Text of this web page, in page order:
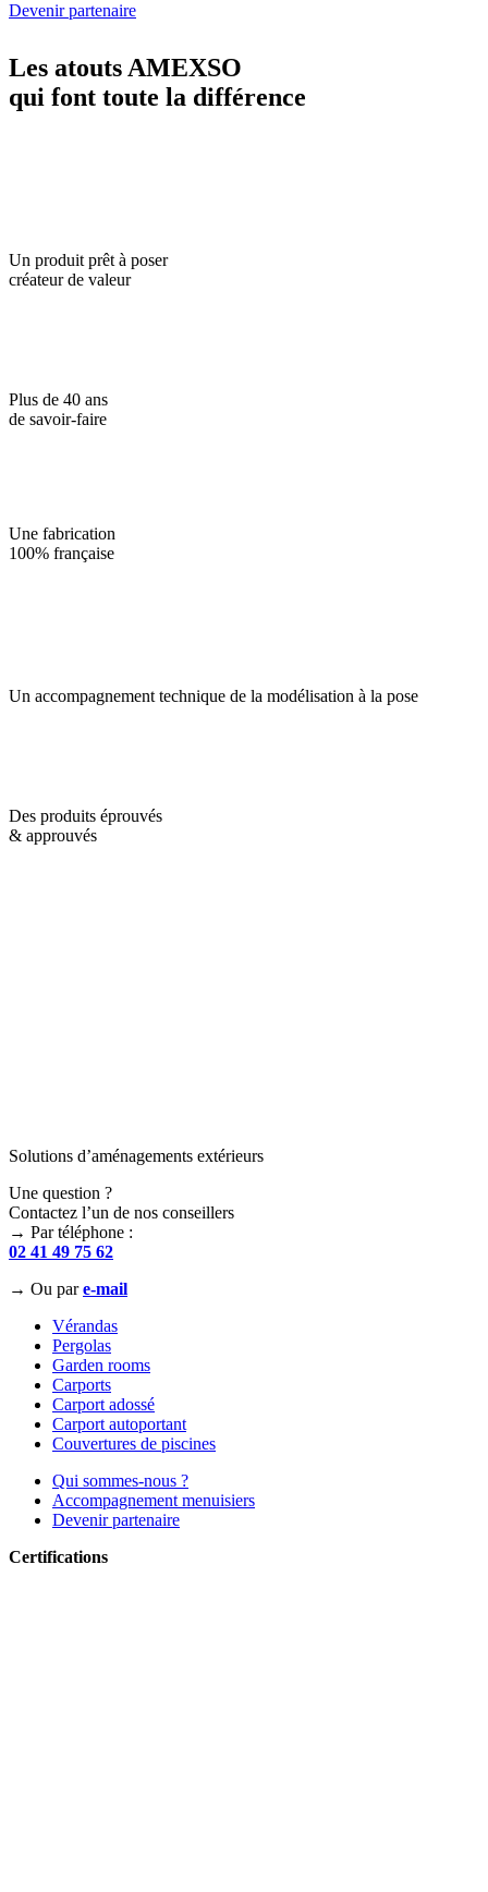
Devenir partenaire
Les atouts AMEXSO
qui font toute la différence
Un produit prêt à poser
créateur de valeur
Plus de 40 ans
de savoir-faire
Une fabrication
100% française
Un accompagnement technique de la modélisation à la pose
Des produits éprouvés
& approuvés
Solutions d’aménagements extérieurs
Une question ?
Contactez l’un de nos conseillers
→ Par téléphone :
02 41 49 75 62
→ Ou pare-mail
Vérandas
Pergolas
Garden rooms
Carports
Carport adossé
Carport autoportant
Couvertures de piscines
Qui sommes-nous ?
Accompagnement menuisiers
Devenir partenaire
Certifications